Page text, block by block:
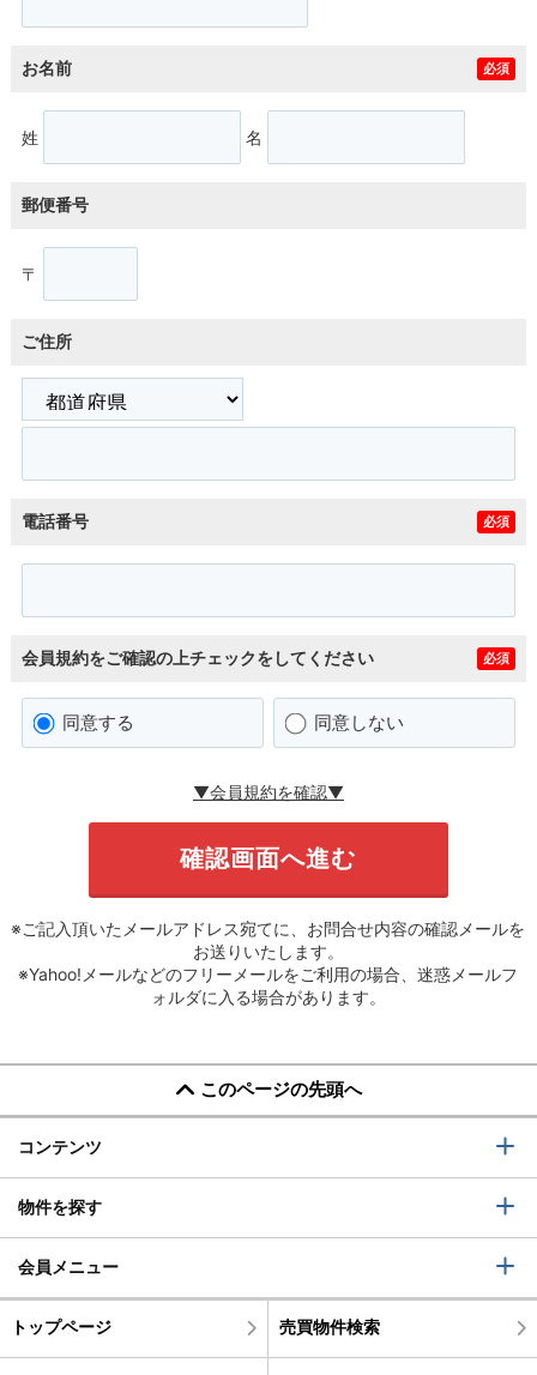
お名前 必須
姓 名
郵便番号
〒
ご住所
電話番号 必須
会員規約をご確認の上チェックをしてください 必須
同意する 同意しない
▼会員規約を確認▼
※ご記入頂いたメールアドレス宛てに、お問合せ内容の確認メールを
お送りいたします。
※Yahoo!メールなどのフリーメールをご利用の場合、迷惑メールフ
ォルダに入る場合があります。
このページの先頭へ
コンテンツ
物件を探す
会員メニュー
トップページ 売買物件検索